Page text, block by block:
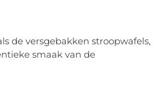
de versgebakken stroopwafels,
smaak van de